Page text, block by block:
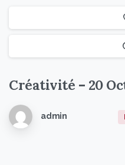
Créativité – 20
admin